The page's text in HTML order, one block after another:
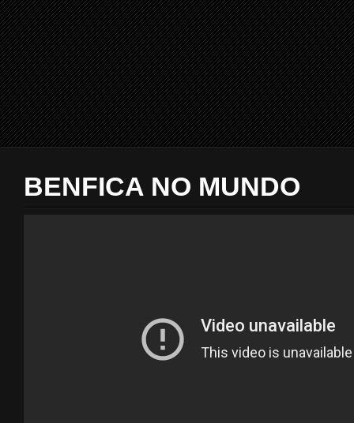
BENFICA NO MUNDO